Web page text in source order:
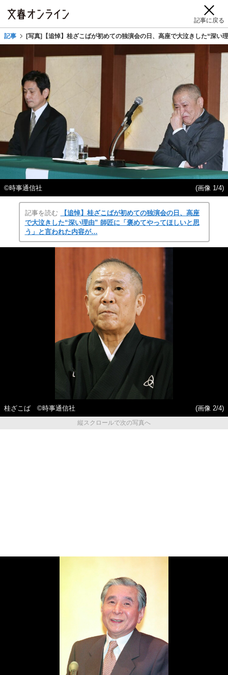
記事に戻る
記事 [写真]【追悼】桂ざこばが初めての独演会の日、高座で大泣きした“深
©時事通信社 (画像 1/4)
記事を読む
【追悼】桂ざこばが初めての独演会の日、高座
で大泣きした“深い理由” 師匠に「褒めてやってほしいと思
う」と言われた内容が…
桂ざこば ©時事通信社
(画像 2/4)
縦スクロールで次の写真へ